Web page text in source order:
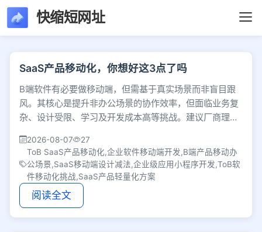
快缩短网址
文章列表 - 第5页 -
SaaS产品移动化，你想好这3点了吗
B端软件有必要做移动端，但需基于真实场景而非盲目跟
风。其核心是提升非办公场景的协作效率，但面临业务复
杂、设计受限、学习及开发成本高等挑战。建议厂商理清
2026-08-07
27
ToB SaaS产品移动化,企业软件移动端开发,B端产品移动办
公场景,SaaS移动端设计减法,企业级应用小程序开发,ToB软
件移动化挑战,SaaS产品轻量化方案
阅读全文